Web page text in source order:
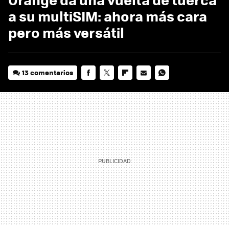
a su multiSIM: ahora más cara
pero más versátil
13 comentarios
MAIL